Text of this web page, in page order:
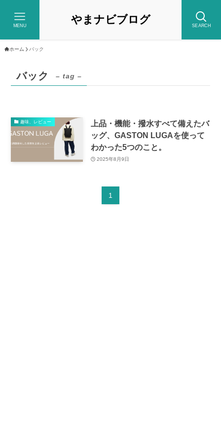
やまナビブログ SEARCH
MENU
ホーム バック
バック – tag –
趣味、レビュー
上品・機能・撥水すべて備えたバ
ッグ、GASTON LUGAを使って
わかった5つのこと。
2025年8月9日
1